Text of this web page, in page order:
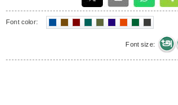
Font color:
Font size: